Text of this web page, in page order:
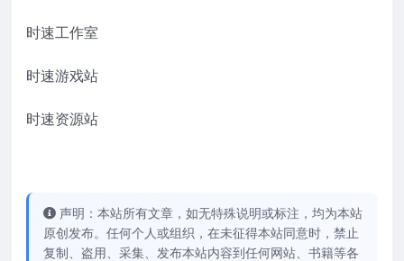
时速工作室
时速游戏站
时速资源站
声明：本站所有文章，如无特殊说明或标注，均为本站
原创发布。任何个人或组织，在未征得本站同意时，禁止
复制、盗用、采集、发布本站内容到任何网站、书籍等各